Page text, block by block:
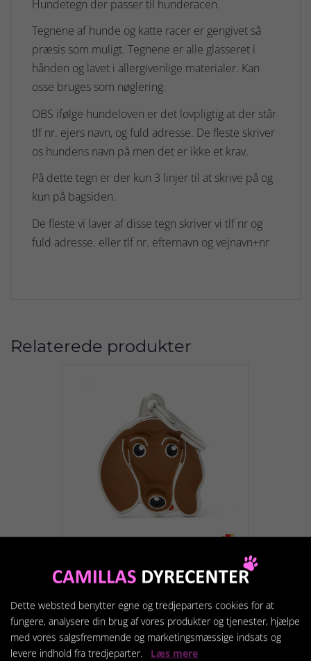
Hundetegn der passer til hunderacen.
Tegnene af hunde og katte racer er gengivet så
præsis som muligt. Tegnene er alle glasseret i
hånden og lavet i allergivenlige materialer. Kan
osse bruges som nøglering.
OBS ifølge hundeloven er det lovpligtig at der står
tlf nr. ejers navn, og fuld adresse. De fleste skriver
os hundens navn på men det er ikke et krav.
På dette tegn er der kun 3 linjer til at skrive på og
kun på bagsiden.
De fleste vi laver af disse tegn skriver vi tlf nr og
fuld adresse. eller tlf nr. efternavn og vejnavn+nr
Relaterede produkter
Brun gravhund
169,95 kr.
Dette websted benytter egne og tredjeparters cookies for at
fungere, analysere din brug af vores produkter og tjenester, hjælpe
med vores salgsfremmende og marketingsmæssige indsats og
levere indhold fra tredjeparter. Læs mere